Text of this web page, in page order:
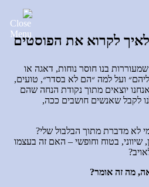
לקרוא את הפוסטים
בנו חוסר נוחות, דאגה או
ועל למה ״הם לא בסדר״, טועים,
יוצאים מתוך נקודת הנחה שהם
לקבל שאנשים חושבים ככה,
לא מדברת מתוך הבלבול שלי?
שיווני, בטוח וחופשי – האם זה בעצמו
מה זה אומר?